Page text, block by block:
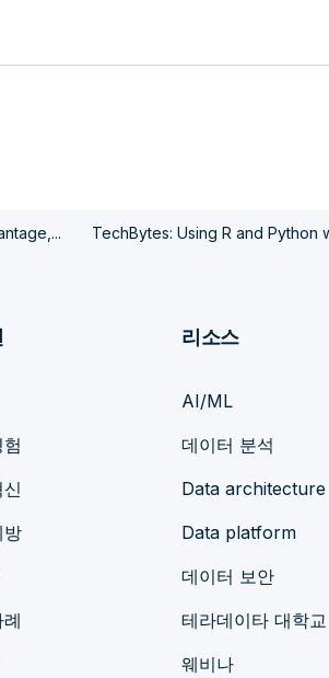
TechBytes: Using R and Python
방
리소스
AI/ML
데이터 분석
Data architecture
Data platform
데이터 보안
테라데이타 대학교
웨비나